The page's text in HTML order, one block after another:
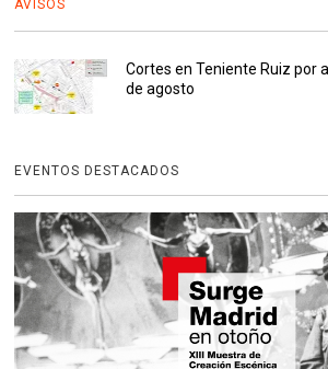
AVISOS
Cortes en Teniente Ruiz por
de agosto
EVENTOS DESTACADOS